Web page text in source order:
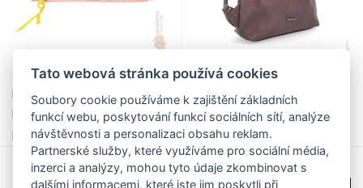
217,00 Kč
New Wave Školní penál
Princess 024588 růžový
poslední kus
999,00 Kč
TANGERIN Elegantní batoh
koženého vzhledu s klopou
8009 hnědý
Tato webová stránka používá cookies
Soubory cookie používáme k zajištění základních
funkcí webu, poskytování funkcí sociálních sítí, analýze
návštěvnosti a personalizaci obsahu reklam.
Partnerské služby, které využíváme pro sociální média,
inzerci a analýzy, mohou tyto údaje zkombinovat s
dalšími informacemi, které jste jim poskytli při